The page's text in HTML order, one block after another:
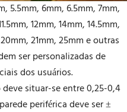
5.5mm, 6mm, 6.5mm, 7mm,
12mm, 14mm, 14.5mm,
21mm, 25mm e outras
ser personalizadas de
dos usuários.
situar-se entre 0,25-0,4
periférica deve ser ±